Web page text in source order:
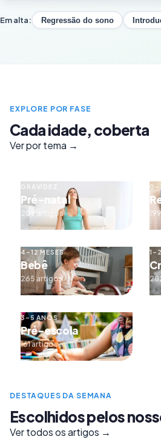
Em alta: Regressão do sono
EXPLORE POR FASE
Cada idade, coberta
Ver por tema →
GRAVIDEZ
Pré-natal
209 artigos
4–12 MESES
Bebê
265 artigos
3–5 ANOS
Pré-escola
161 artigos
DESTAQUES DA SEMANA
Escolhidos pelos
Ver todos os artigos →